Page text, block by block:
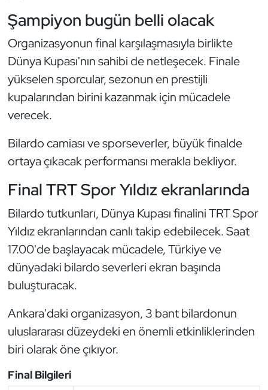
Şampiyon bugün belli olacak
Organizasyonun final karşılaşmasıyla birlikte
Dünya Kupası'nın sahibi de netleşecek. Finale
yükselen sporcular, sezonun en prestijli
kupalarından birini kazanmak için mücadele
verecek.
Bilardo camiası ve sporseverler, büyük finalde
ortaya çıkacak performansı merakla bekliyor.
Final TRT Spor Yıldız ekranlarında
Bilardo tutkunları, Dünya Kupası finalini TRT Spor
Yıldız ekranlarından canlı takip edebilecek. Saat
17.00'de başlayacak mücadele, Türkiye ve
dünyadaki bilardo severleri ekran başında
buluşturacak.
Ankara'daki organizasyon, 3 bant bilardonun
uluslararası düzeydeki en önemli etkinliklerinden
biri olarak öne çıkıyor.
Final Bilgileri
Karate
Kayak
Kempo
Kürek
Masa Tenisi
Modern Pentatlon
Motor Sporları
Muay Thai
Okçuluk
Optimist
Oryantiring
Özel Sporcular